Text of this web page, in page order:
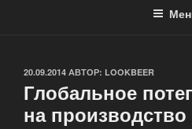
ОПУБЛИКОВАНО
20.09.2014 АВТОР: LOOKBEER
Глобальное
на